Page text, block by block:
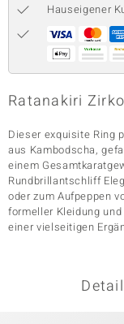
Classics
Hauseigener
Ratanakiri
Dieser exquisite Ring
aus Kambodscha,
einem
Rundbrillantschliff
oder zum Aufpeppen
formeller Kleidung
einer vielseitigen